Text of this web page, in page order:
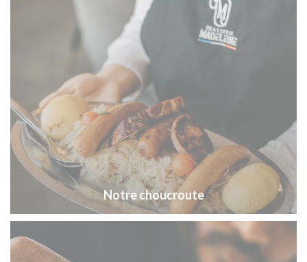
Notre choucroute